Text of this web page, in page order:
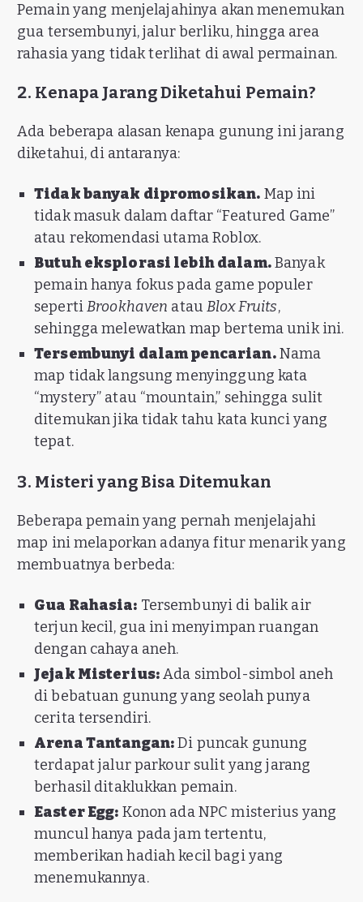
Pemain yang menjelajahinya akan menemukan
gua tersembunyi, jalur berliku, hingga area
rahasia yang tidak terlihat di awal permainan.
2. Kenapa Jarang Diketahui Pemain?
Ada beberapa alasan kenapa gunung ini jarang
diketahui, di antaranya:
Tidak banyak dipromosikan. Map ini
tidak masuk dalam daftar “Featured Game”
atau rekomendasi utama Roblox.
Butuh eksplorasi lebih dalam.Banyak
pemain hanya fokus pada game populer
sepertiBrookhaven atauBlox Fruits,
sehingga melewatkan map bertema unik ini.
Tersembunyi dalam pencarian.Nama
map tidak langsung menyinggung kata
“mystery” atau “mountain,” sehingga sulit
ditemukan jika tidak tahu kata kunci yang
tepat.
3. Misteri yang Bisa Ditemukan
Beberapa pemain yang pernah menjelajahi
map ini melaporkan adanya fitur menarik yang
membuatnya berbeda:
Gua Rahasia: Tersembunyi di balik air
terjun kecil, gua ini menyimpan ruangan
dengan cahaya aneh.
Jejak Misterius:Ada simbol-simbol aneh
di bebatuan gunung yang seolah punya
cerita tersendiri.
Arena Tantangan:Di puncak gunung
terdapat jalur parkour sulit yang jarang
berhasil ditaklukkan pemain.
Easter Egg: Konon ada NPC misterius yang
muncul hanya pada jam tertentu,
memberikan hadiah kecil bagi yang
menemukannya.